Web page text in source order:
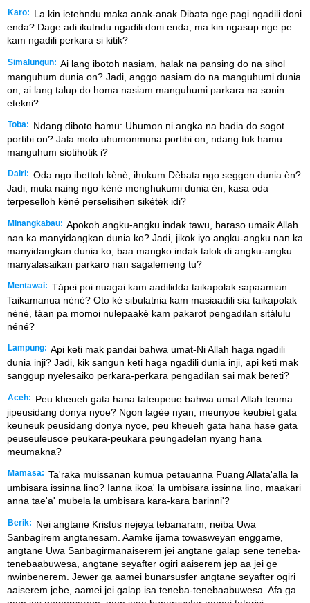
Karo:
La kin ietehndu maka anak-anak Dibata nge pagi ngadili doni
enda? Dage adi ikutndu ngadili doni enda, ma kin ngasup nge pe
kam ngadili perkara si kitik?
Simalungun: Ai lang ibotoh nasiam, halak na pansing do na sihol
manguhum dunia on? Jadi, anggo nasiam do na manguhumi dunia
on, ai lang talup do homa nasiam manguhumi parkara na sonin
etekni?
Toba:
Ndang diboto hamu: Uhumon ni angka na badia do sogot
portibi on? Jala molo uhumonmuna portibi on, ndang tuk hamu
manguhum siotihotik i?
Dairi: Oda ngo ibettoh kènè, ihukum Dèbata ngo seggen dunia èn?
Jadi, mula naing ngo kènè menghukumi dunia èn, kasa oda
terpeselloh kènè perselisihen sikètèk idi?
Minangkabau: Apokoh angku-angku indak tawu, baraso umaik Allah
nan ka manyidangkan dunia ko? Jadi, jikok iyo angku-angku nan ka
manyidangkan dunia ko, baa mangko indak talok di angku-angku
manyalasaikan parkaro nan sagalemeng tu?
Mentawai: Tápei poi nuagai kam aadilidda taikapolak sapaamian
Taikamanua néné? Oto ké sibulatnia kam masiaadili sia taikapolak
néné, táan pa momoi nulepaaké kam pakarot pengadilan sitálulu
néné?
Lampung: Api keti mak pandai bahwa umat-Ni Allah haga ngadili
dunia inji? Jadi, kik sangun keti haga ngadili dunia inji, api keti mak
sanggup nyelesaiko perkara-perkara pengadilan sai mak bereti?
Aceh:
Peu kheueh gata hana tateupeue bahwa umat Allah teuma
jipeusidang donya nyoe? Ngon lagée nyan, meunyoe keubiet gata
keuneuk peusidang donya nyoe, peu kheueh gata hana hase gata
peuseuleusoe peukara-peukara peungadelan nyang hana
meumakna?
Mamasa: Ta'raka muissanan kumua petauanna Puang Allata'alla la
umbisara issinna lino? Ianna ikoa' la umbisara issinna lino, maakari
anna tae'a' mubela la umbisara kara-kara barinni'?
Berik:
Nei angtane Kristus nejeya tebanaram, neiba Uwa
Sanbagirem angtanesam. Aamke ijama towasweyan enggame,
angtane Uwa Sanbagirmanaiserem jei angtane galap sene teneba-
tenebaabuwesa, angtane seyafter ogiri aaiserem jep aa jei ge
nwinbenerem. Jewer ga aamei bunarsusfer angtane seyafter ogiri
aaiserem jebe, aamei jei galap isa teneba-tenebaabuwesa. Afa ga